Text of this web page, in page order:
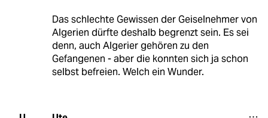
Das schlechte Gewissen der Geiselnehmer von
Algerien dürfte deshalb begrenzt sein. Es sei
denn, auch Algerier gehören zu den
Gefangenen - aber die konnten sich ja schon
selbst befreien. Welch ein Wunder.